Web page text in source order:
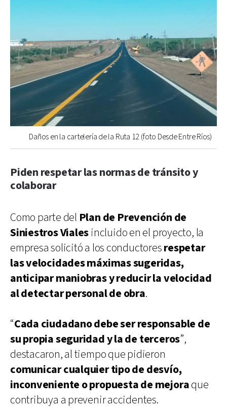
Daños en la cartelería de la Ruta 12 (foto Desde Entre Ríos)
Piden respetar las normas de tránsito y
colaborar
Como parte del Plan de Prevención de
Siniestros Viales incluido en el proyecto, la
empresa solicitó a los conductoresrespetar
las velocidades máximas sugeridas,
anticipar maniobras y reducir la velocidad
al detectar personal de obra.
“Cada ciudadano debe ser responsable de
su propia seguridad y la de terceros”,
destacaron, al tiempo que pidieron
comunicar cualquier tipo de desvío,
inconveniente o propuesta de mejoraque
contribuya a prevenir accidentes.